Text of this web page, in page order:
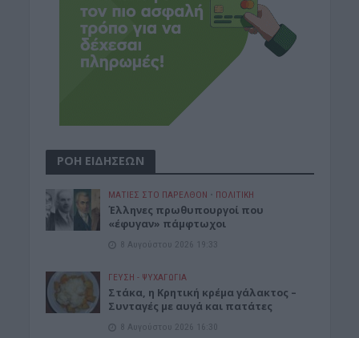
ΡΟΗ ΕΙΔΗΣΕΩΝ
ΜΑΤΙΕΣ ΣΤΟ ΠΑΡΕΛΘΟΝ • ΠΟΛΙΤΙΚΗ
Έλληνες πρωθυπουργοί που
«έφυγαν» πάμφτωχοι
8 Αυγούστου 2026 19:33
ΓΕΎΣΗ - ΨΥΧΑΓΩΓΊΑ
Στάκα, η Κρητική κρέμα γάλακτος –
Συνταγές με αυγά και πατάτες
8 Αυγούστου 2026 16:30